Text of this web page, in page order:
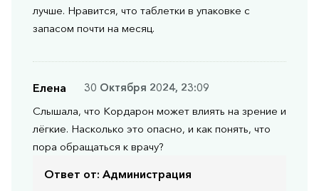
лучше. Нравится, что таблетки в упаковке с
запасом почти на месяц.
Елена
30 Октября 2024, 23:09
Слышала, что Кордарон может влиять на зрение и
лёгкие. Насколько это опасно, и как понять, что
пора обращаться к врачу?
Ответ от: Администрация